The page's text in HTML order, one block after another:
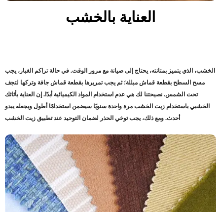
العناية بالخشب
الخشب، الذي يتميز بمتانته، يحتاج إلى صيانة مع مرور الوقت. في حالة تراكم الغبار، يجب
مسح السطح بقطعة قماش مبللة؛ ثم يجب تمريرها بقطعة قماش جافة وتركها لتجف
تحت الشمس. نصيحتنا لك هي عدم استخدام المواد الكيميائية أبدًا. إن العناية بأثاثك
الخشبي باستخدام زيت الخشب مرة واحدة سنويًا سيضمن استخدامًا أطول ويجعله يبدو
أحدث. ومع ذلك، يجب توخي الحذر لضمان التوحيد عند تطبيق زيت الخشب